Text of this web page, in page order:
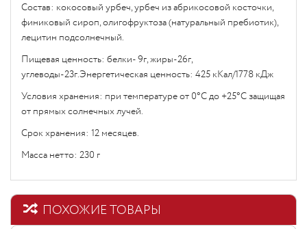
Состав: кокосовый урбеч, урбеч из абрикосовой косточки,
финиковый сироп, олигофруктоза (натуральный пребиотик),
лецитин подсолнечный.
Пищевая ценность: белки- 9г, жиры-26г,
углеводы-23г.Энергетическая ценность: 425 кКал/1778 кДж
Условия хранения: при температуре от 0°С до +25°С защищая
от прямых солнечных лучей.
Срок хранения: 12 месяцев.
Масса нетто: 230 г
ПОХОЖИЕ ТОВАРЫ